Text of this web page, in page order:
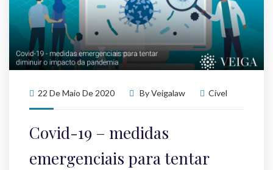
22 De Maio De 2020 ByVeigalaw Cível
Covid-19 – medidas
emergenciais para tentar